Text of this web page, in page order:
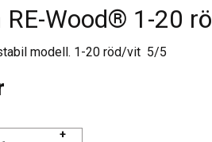
RE-Wood® 1-20
modell. 1-20 röd/vit 5/5
+